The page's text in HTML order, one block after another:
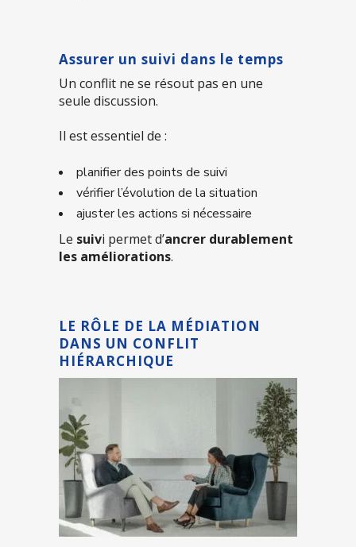
Assurer un suivi dans le temps
Un conflit ne se résout pas en une
seule discussion.
Il est essentiel de :
planifier des points de suivi
vérifier l’évolution de la situation
ajuster les actions si nécessaire
Le suivi permet d’ancrer durablement
les améliorations.
LE RÔLE DE LA MÉDIATION
DANS UN CONFLIT
HIÉRARCHIQUE